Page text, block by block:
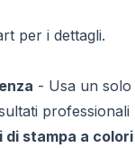
per i dettagli.
- Usa un solo
professionali
di stampa a colori